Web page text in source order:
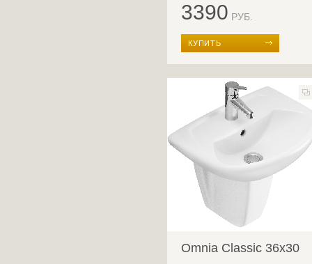
3390 РУБ.
КУПИТЬ
Omnia Classic 36x30